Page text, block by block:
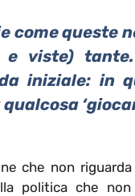
come queste
viste)
iniziale: in
che non
politica che